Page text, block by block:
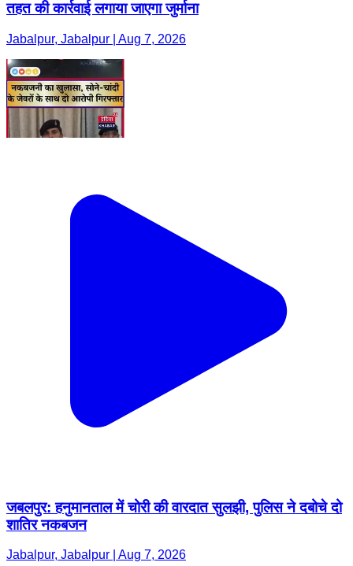
तहत की कार्रवाई लगाया जाएगा जुर्माना
Jabalpur, Jabalpur | Aug 7, 2026
जबलपुर: हनुमानताल में चोरी की वारदात सुलझी, पुलिस ने दबोचे दो
शातिर नकबजन
Jabalpur, Jabalpur | Aug 7, 2026